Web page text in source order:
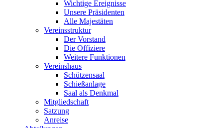
Wichtige Ereignisse
Unsere Präsidenten
Alle Majestäten
Vereinsstruktur
Der Vorstand
Die Offiziere
Weitere Funktionen
Vereinshaus
Schützensaal
Schießanlage
Saal als Denkmal
Mitgliedschaft
Satzung
Anreise